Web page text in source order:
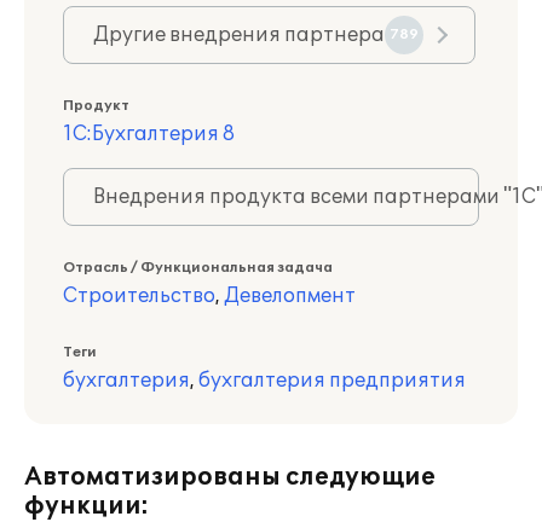
Другие внедрения партнера 789
Продукт
1С:Бухгалтерия 8
Внедрения продукта всеми партнерами
Отрасль / Функциональная задача
Строительство, Девелопмент
Теги
бухгалтерия, бухгалтерия предприятия
Автоматизированы следующие
функции: